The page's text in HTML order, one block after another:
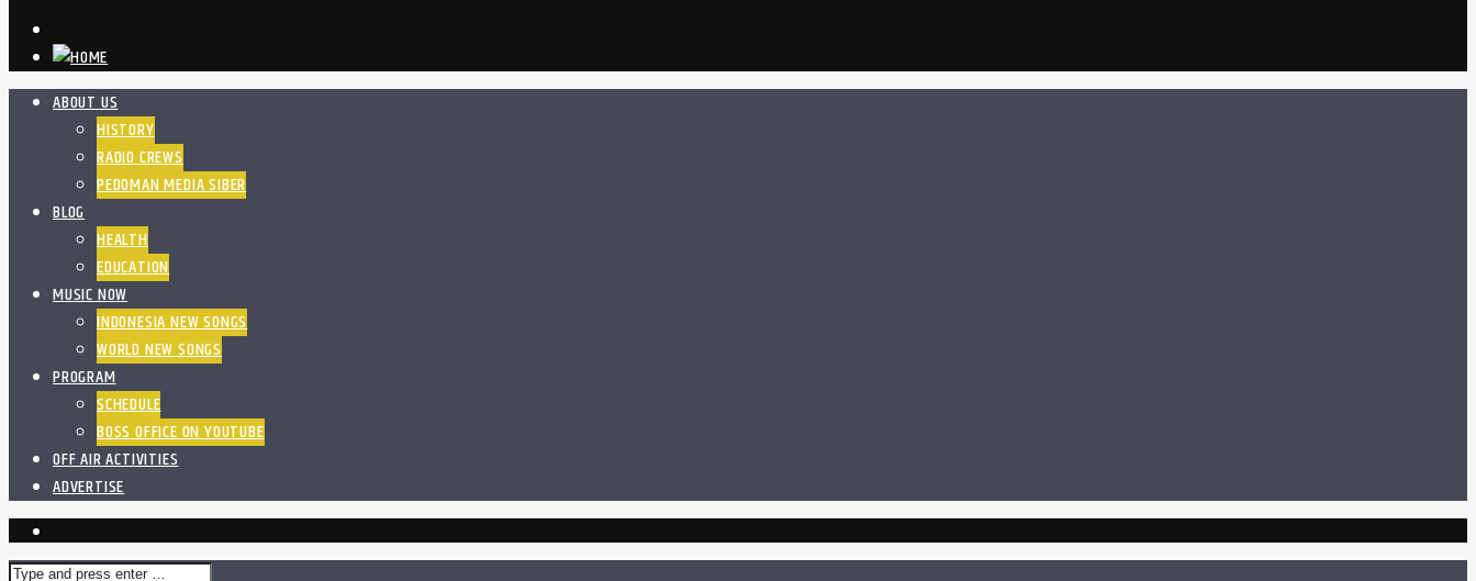
ABOUT US
HISTORY
RADIO CREWS
PEDOMAN MEDIA SIBER
BLOG
HEALTH
EDUCATION
MUSIC NOW
INDONESIA NEW SONGS
WORLD NEW SONGS
PROGRAM
SCHEDULE
BOSS OFFICE ON YOUTUBE
OFF AIR ACTIVITIES
ADVERTISE